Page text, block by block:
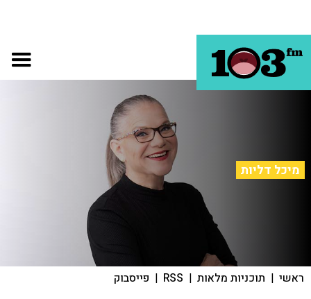
מיכל דליות
ראשי | תוכניות מלאות |
RSS
| פייסבוק